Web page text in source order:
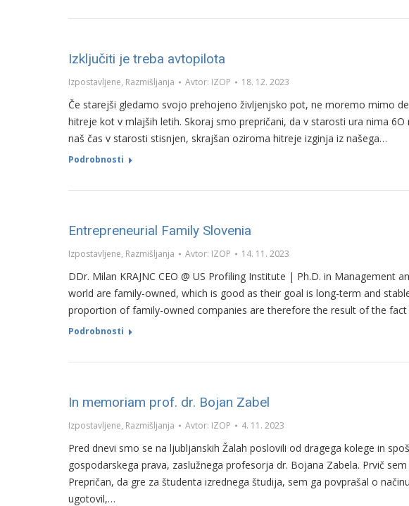
Izključiti je treba avtopilota
Izpostavljene, Razmišljanja Avtor: IZOP 18. 12. 2023
Če starejši gledamo svojo prehojeno življenjsko pot, ne moremo mimo
hitreje kot v mlajših letih. Skoraj smo prepričani, da v starosti ura nima
naš čas v starosti stisnjen, skrajšan oziroma hitreje izginja iz našega…
Podrobnosti
Entrepreneurial Family Slovenia
Izpostavljene, Razmišljanja Avtor: IZOP 14. 11. 2023
DDr. Milan KRAJNC CEO @ US Profiling Institute | Ph.D. in Management
world are family-owned, which is good as their goal is long-term and
proportion of family-owned companies are therefore the result of the
Podrobnosti
In memoriam prof. dr. Bojan Zabel
Izpostavljene, Razmišljanja Avtor: IZOP 4. 11. 2023
Pred dnevi smo se na ljubljanskih Žalah poslovili od dragega kolege in
gospodarskega prava, zaslužnega profesorja dr. Bojana Zabela. Prvič
Prepričan, da gre za študenta izrednega študija, sem ga povprašal o
ugotovil,…